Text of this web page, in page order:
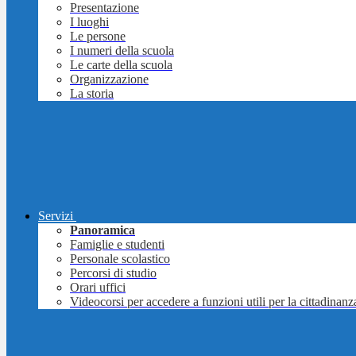
Presentazione
I luoghi
Le persone
I numeri della scuola
Le carte della scuola
Organizzazione
La storia
Servizi
Panoramica
Famiglie e studenti
Personale scolastico
Percorsi di studio
Orari uffici
Videocorsi per accedere a funzioni utili per la